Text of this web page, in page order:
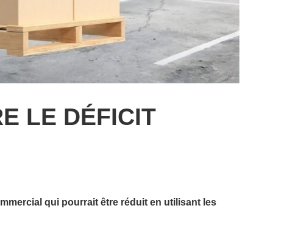
LE DÉFICIT
qui pourrait être réduit en utilisant les